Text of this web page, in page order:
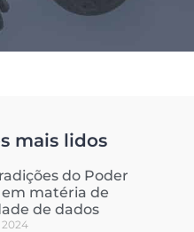
mais lidos
do Poder
matéria de
de dados